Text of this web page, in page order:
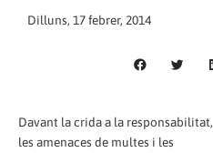
Dilluns, 17 febrer, 2014
Davant la crida a la responsabilitat,
les amenaces de multes i les